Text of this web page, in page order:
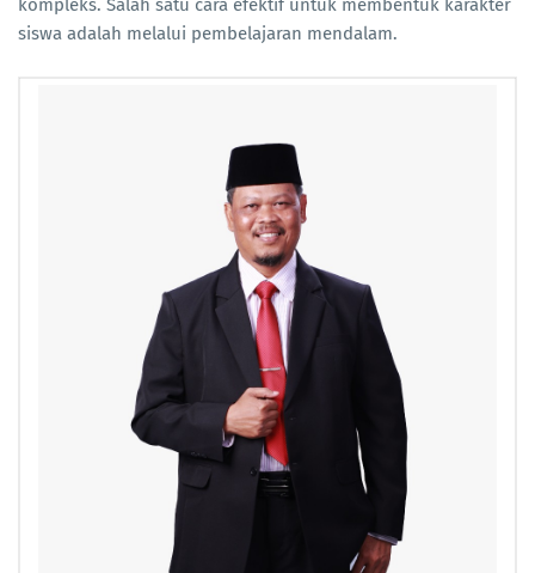
kompleks. Salah satu cara efektif untuk membentuk karakter
siswa adalah melalui pembelajaran mendalam.